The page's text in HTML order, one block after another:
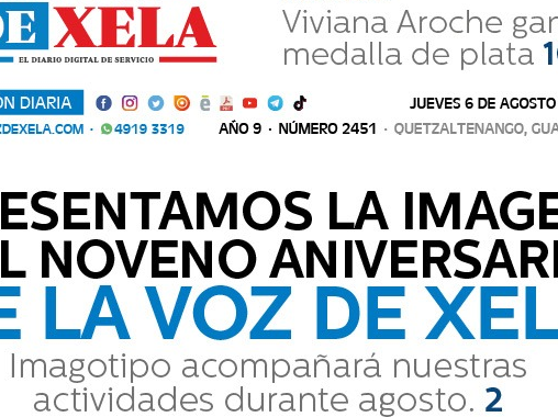
cortes de
y domingo en
comunicarse al número 7767-4093.
Comparte